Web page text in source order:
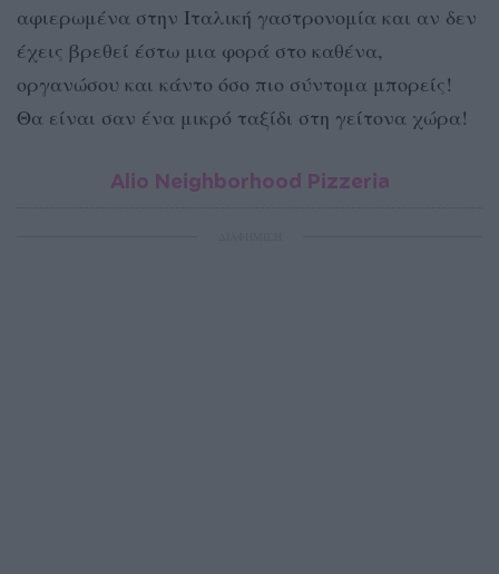
αφιερωμένα στην Ιταλική γαστρονομία και αν δεν
έχεις βρεθεί έστω μια φορά στο καθένα,
οργανώσου και κάντο όσο πιο σύντομα μπορείς!
Θα είναι σαν ένα μικρό ταξίδι στη γείτονα χώρα!
Alio Neighborhood Pizzeria